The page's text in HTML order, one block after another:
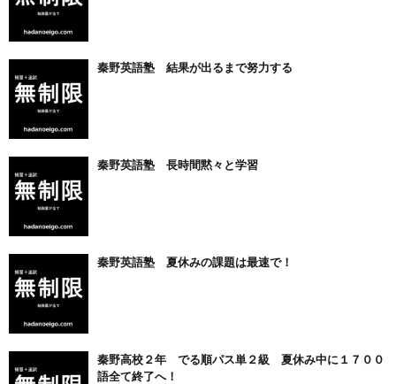
秦野英語塾 結果が出るまで努力する
秦野英語塾 長時間黙々と学習
秦野英語塾 夏休みの課題は最速で！
秦野高校２年 でる順パス単２級 夏休み中に１７００
語全て終了へ！